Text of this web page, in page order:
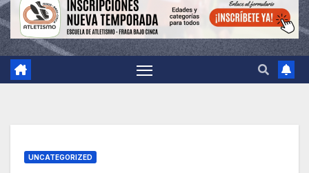
UNCATEGORIZED